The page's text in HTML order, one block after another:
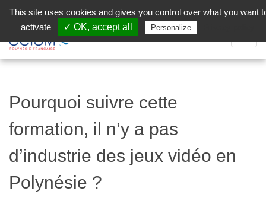
Facebook (Customer Chat) is disabled.
la
Pourquoi suivre cette
formation, il n’y a pas
d’industrie des jeux vidéo en
Polynésie ?
This site uses cookies and gives you control over what you want
activate
✓ OK, accept all Personalize